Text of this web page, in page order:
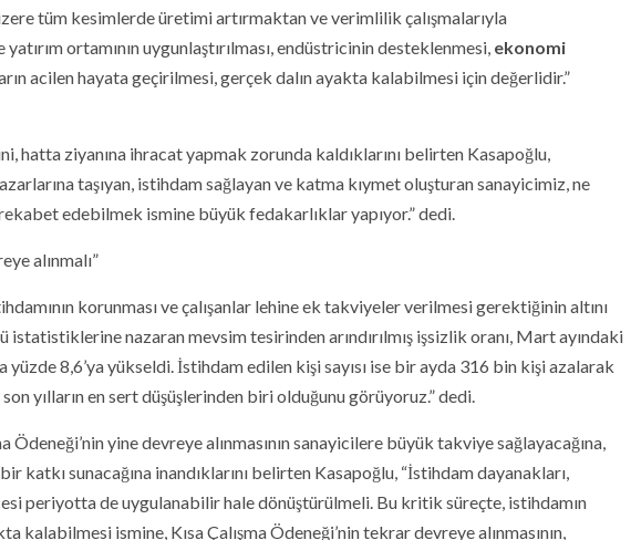
tüm kesimlerde üretimi artırmaktan ve verimlilik çalışmalarıyla
ortamının uygunlaştırılması, endüstricinin desteklenmesi, ekonomi
acilen hayata geçirilmesi, gerçek dalın ayakta kalabilmesi için değerlidir.”
hatta ziyanına ihracat yapmak zorunda kaldıklarını belirten Kasapoğlu,
taşıyan, istihdam sağlayan ve katma kıymet oluşturan sanayicimiz, ne
edebilmek ismine büyük fedakarlıklar yapıyor.” dedi.
alınmalı”
korunması ve çalışanlar lehine ek takviyeler verilmesi gerektiğinin altını
nazaran mevsim tesirinden arındırılmış işsizlik oranı, Mart ayındaki
yüzde 8,6’ya yükseldi. İstihdam edilen kişi sayısı ise bir ayda 316 bin kişi azalarak
yılların en sert düşüşlerinden biri olduğunu görüyoruz.” dedi.
Ödeneği’nin yine devreye alınmasının sanayicilere büyük takviye sağlayacağına,
katkı sunacağına inandıklarını belirten Kasapoğlu, “İstihdam dayanakları,
periyotta de uygulanabilir hale dönüştürülmeli. Bu kritik süreçte, istihdamın
kalabilmesi ismine, Kısa Çalışma Ödeneği’nin tekrar devreye alınmasının,